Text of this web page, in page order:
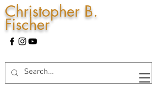
Christopher B.
Fischer